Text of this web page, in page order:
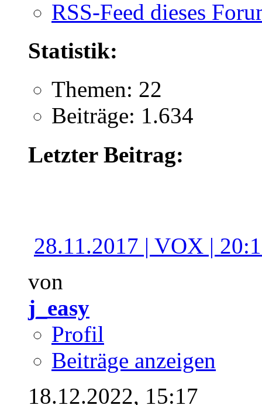
RSS-Feed dieses
Statistik:
Themen: 22
Beiträge: 1.634
Letzter Beitrag:
28.11.2017 | VOX |
von
j_easy
Profil
Beiträge anzeigen
18.12.2022, 15:17